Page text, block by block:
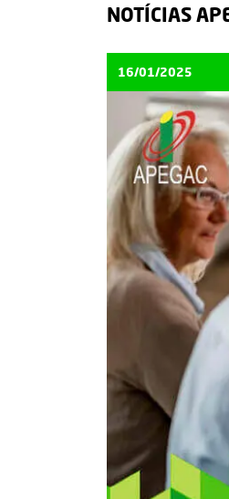
NOTÍCIAS
16/01/2025